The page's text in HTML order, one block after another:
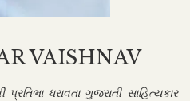
VAISHNAV
ધરાવતા ગુજરાતી સાહિત્યકાર